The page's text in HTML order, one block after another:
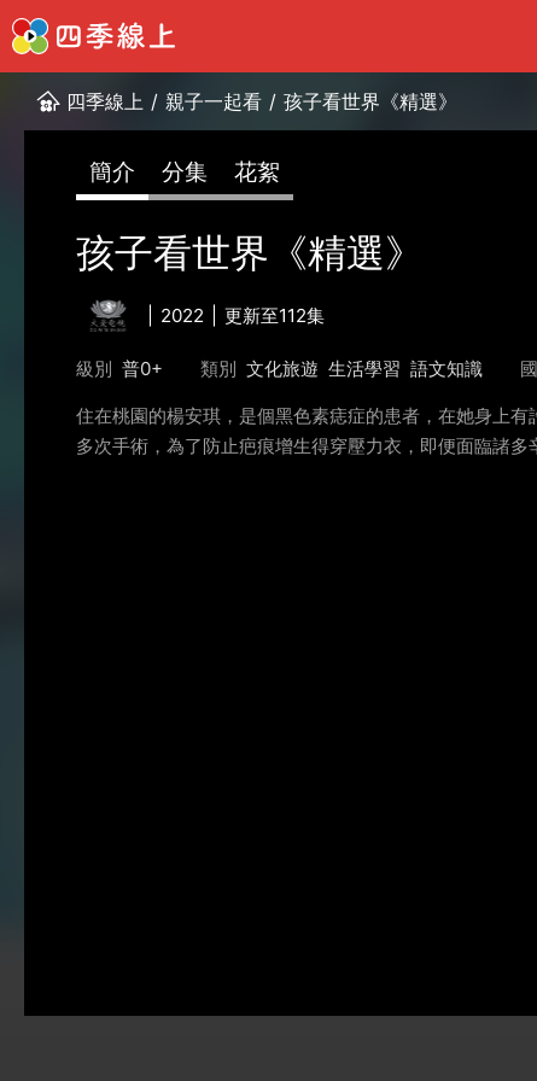
四季線上 / 親子一起看 / 孩子看世界《精選》
簡介 分集 花絮
孩子看世界《精選》
2022 更新至112集
級別 普0+ 類別 文化旅遊 生活學習 語文知識
住在桃園的楊安琪，是個黑色素痣症的患者，在她身上
多次手術，為了防止疤痕增生得穿壓力衣，即便面臨諸